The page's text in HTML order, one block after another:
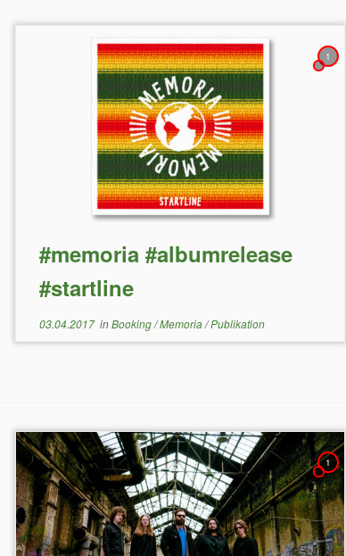
1
#memoria #albumrelease
#startline
03.04.2017inBooking/Memoria/Publikation
1